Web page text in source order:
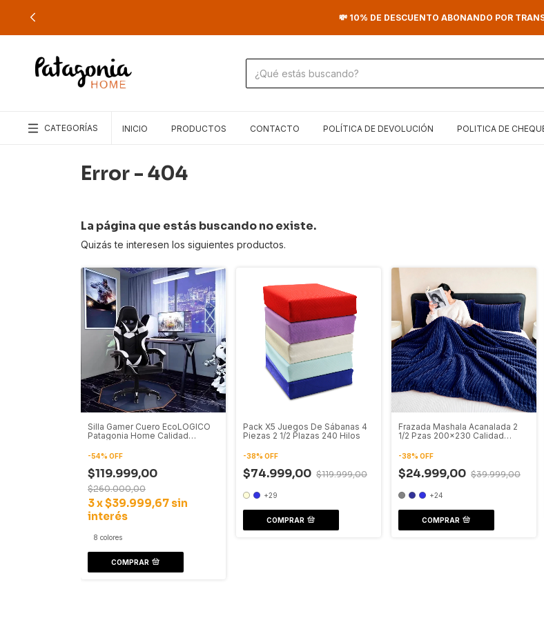
💸 10% DE DESCUENTO ABONANDO POR
CATEGORÍAS INICIO PRODUCTOS CONTACTO POLÍTICA DE DEVOLUCIÓN POLITICA DE
Error - 404
La página que estás buscando no existe.
Quizás te interesen los siguientes productos.
Silla Gamer Cuero EcoLOGICO
Patagonia Home Calidad
-54% OFF
$119.999,00
$260.000,00
3x$39.999,67 sin
interés
8 colores
COMPRAR
Pack X5 Juegos De Sábanas 4
Piezas 2 1/2 Plazas 240 Hilos
-38% OFF
$74.999,00 $119.999,00
+29
COMPRAR
Frazada Mashala Acanalada 2
1/2 Pzas 200x230 Calidad
-38% OFF
$24.999,00 $39.999,00
+24
COMPRAR